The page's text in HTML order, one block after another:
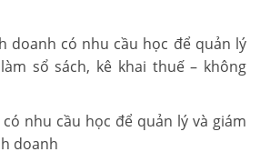
doanh có nhu cầu học để quản lý
sổ sách, kê khai thuế – không
nhu cầu học để quản lý và giám
doanh